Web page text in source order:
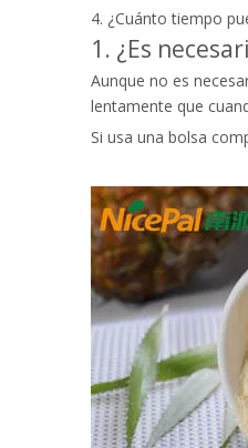
4. ¿Cuánto tiempo
1. ¿Es
Aunque no es
lentamente que
Si usa una bolsa